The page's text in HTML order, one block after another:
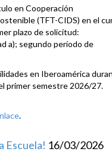
en Cooperación
(TFT-CIDS) en el
plazo de solicitud:
a); segundo período de
en Iberoamérica
primer semestre 2026/27.
.
Escuela! 16/03/2026